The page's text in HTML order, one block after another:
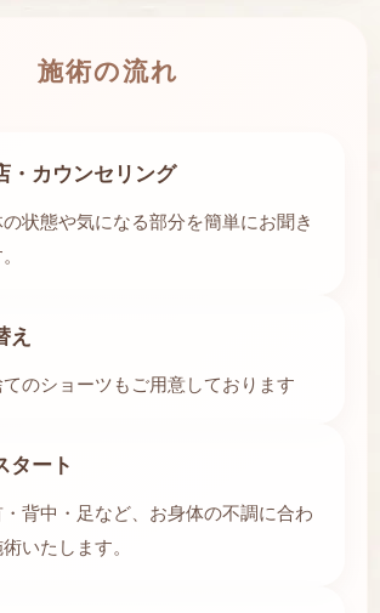
施術の流れ
・カウンセリング
状態や気になる部分を簡単にお聞き
え
のショーツもご用意しております
タート
・背中・足など、お身体の不調に合わ
いたします。